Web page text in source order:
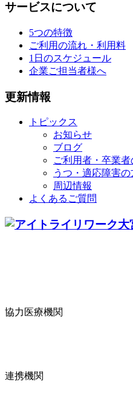
サービスについて
5つの特徴
ご利用の流れ・利用料
1日のスケジュール
企業ご担当者様へ
更新情報
トピックス
お知らせ
ブログ
ご利用者・卒業者
うつ・適応障害
周辺情報
よくあるご質問
協力医療機関
連携機関